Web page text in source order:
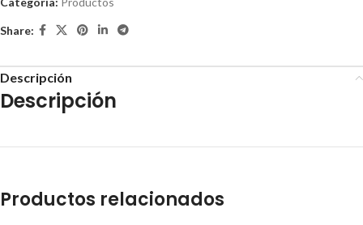
Share:
Descripción
Descripción
Productos relacionados